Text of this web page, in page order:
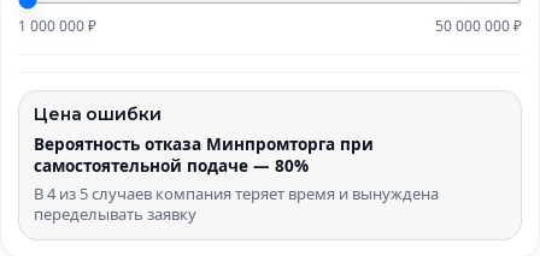
1 000 000 ₽ 50 000 000 ₽
Цена ошибки
Вероятность отказа Минпромторга при
самостоятельной подаче — 80%
В 4 из 5 случаев компания теряет время и вынуждена
переделывать заявку